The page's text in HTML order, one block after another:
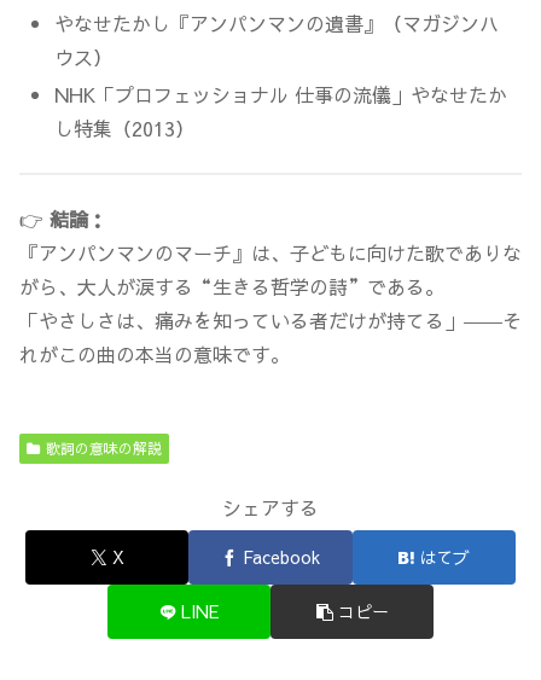
やなせたかし『アンパンマンの遺書』（マガジンハ
ウス）
NHK「プロフェッショナル 仕事の流儀」やなせたか
し特集（2013）
👉 結論：
『アンパンマンのマーチ』は、子どもに向けた歌でありな
がら、大人が涙する“生きる哲学の詩”である。
「やさしさは、痛みを知っている者だけが持てる」――そ
れがこの曲の本当の意味です。
歌詞の意味の解説
シェアする
X Facebook はてブ
LINE コピー